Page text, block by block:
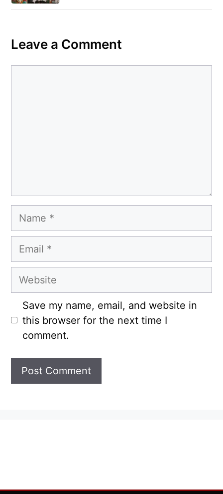
Leave a Comment
Name
Email
Website
Save my name, email, and website in
this browser for the next time I
comment.